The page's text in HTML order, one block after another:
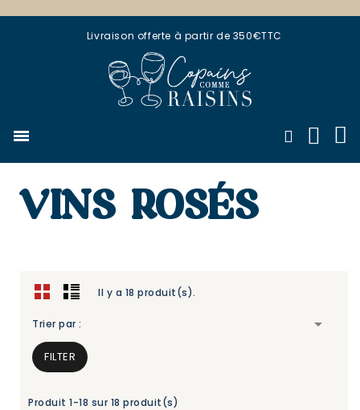
Livraison offerte à partir de 350€TTC
VINS ROSÉS
Il y a 18 produit(s).
Trier par : 
FILTER
Produit 1-18 sur 18 produit(s)